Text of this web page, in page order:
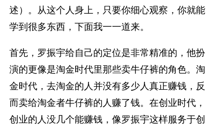
述）。从这个人身上，只要你细心观察，你就能
学到很多东西，下面我一一道来。
首先，罗振宇给自己的定位是非常精准的，他扮
演的更像是淘金时代里那些卖牛仔裤的角色。淘
金时代，去淘金的人并没有多少人真正赚钱，反
而卖给淘金者牛仔裤的人赚了钱。在创业时代，
创业的人没几个能赚钱，像罗振宇这样服务于创